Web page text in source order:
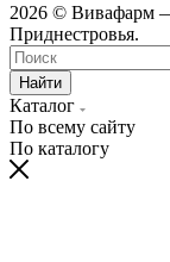
2026 © Вивафарм
Приднестровья.
Найти
Каталог
По всему сайту
По каталогу